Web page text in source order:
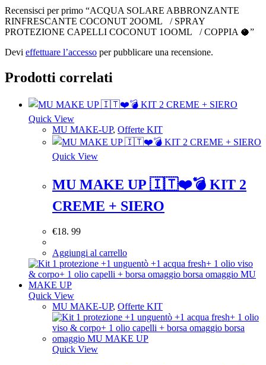
Recensisci per primo “ACQUA SOLARE ABBRONZANTE
RINFRESCANTE COCONUT 2OOML / SPRAY
PROTEZIONE CAPELLI COCONUT 1OOML / COPPIA 🥥”
Devi effettuare l’accesso per pubblicare una recensione.
Prodotti correlati
Quick View
MU MAKE-UP, Offerte KIT
Quick View
MU MAKE UP 🇮🇹❤️💣 KIT 2
CREME + SIERO
€18. 99
Aggiungi al carrello
Quick View
MU MAKE-UP, Offerte KIT
Quick View